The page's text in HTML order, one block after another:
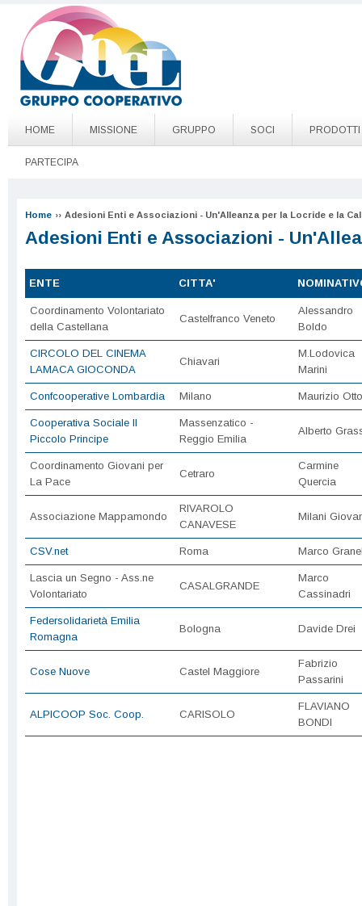
Salta al contenuto principale
Go to page top
HOME MISSIONE GRUPPO SOCI PRODOTTI
PARTECIPA
Home ›› Adesioni Enti e Associazioni - Un'Alleanza per la Locride e la
Adesioni Enti e Associazioni -
ENTE CITTA'
Coordinamento Volontariato
della Castellana
Castelfranco Veneto
Alessandro
Boldo
CIRCOLO DEL CINEMA
LAMACA GIOCONDA
Chiavari
M.Lodovica
Marini
Confcooperative Lombardia Milano Maurizio
Cooperativa Sociale Il
Piccolo Principe
Massenzatico -
Reggio Emilia
Alberto
Coordinamento Giovani per
La Pace
Cetraro
Carmine
Quercia
Associazione Mappamondo
RIVAROLO
CANAVESE
Milani
CSV.net Roma Marco
Lascia un Segno - Ass.ne
Volontariato
CASALGRANDE
Marco
Cassinadri
Federsolidarietà Emilia
Romagna
Bologna Davide Drei
Cose Nuove Castel Maggiore
Fabrizio
Passarini
ALPICOOP Soc. Coop. CARISOLO
FLAVIANO
BONDI